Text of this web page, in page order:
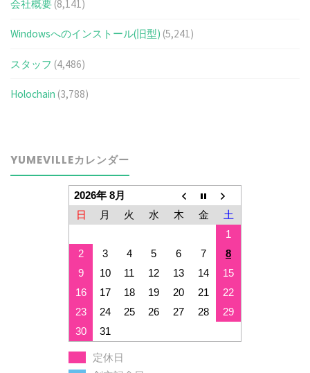
会社概要 (8,141)
Windowsへのインストール(旧型) (5,241)
スタッフ (4,486)
Holochain (3,788)
YUMEVILLEカレンダー
2026年 8月
日
月 火 水 木 金
土
1
2
3 4 5 6 7
8
9
10 11 12 13 14
15
16
17 18 19 20 21
22
23
24 25 26 27 28
29
30
31
定休日